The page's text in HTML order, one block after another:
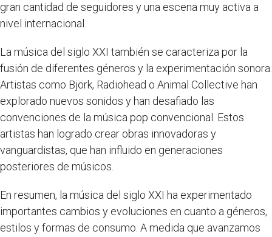
gran cantidad de seguidores y una escena muy activa a
nivel internacional.
La música del siglo XXI también se caracteriza por la
fusión de diferentes géneros y la experimentación sonora.
Artistas como Björk, Radiohead o Animal Collective han
explorado nuevos sonidos y han desafiado las
convenciones de la música pop convencional. Estos
artistas han logrado crear obras innovadoras y
vanguardistas, que han influido en generaciones
posteriores de músicos.
En resumen, la música del siglo XXI ha experimentado
importantes cambios y evoluciones en cuanto a géneros,
estilos y formas de consumo. A medida que avanzamos